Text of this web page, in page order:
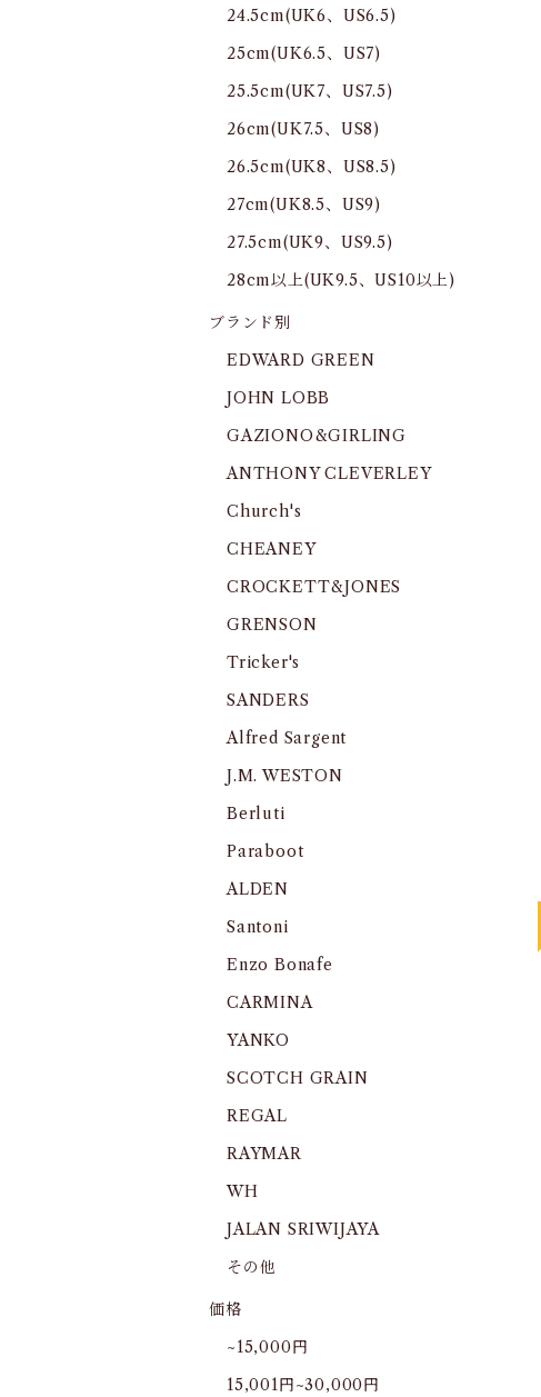
24.5cm(UK6、US6.5)
25cm(UK6.5、US7)
25.5cm(UK7、US7.5)
26cm(UK7.5、US8)
26.5cm(UK8、US8.5)
27cm(UK8.5、US9)
27.5cm(UK9、US9.5)
28cm以上(UK9.5、US10以上)
ブランド別
EDWARD GREEN
JOHN LOBB
GAZIONO&GIRLING
ANTHONY CLEVERLEY
Church's
CHEANEY
CROCKETT&JONES
GRENSON
Tricker's
SANDERS
Alfred Sargent
J.M. WESTON
Berluti
Paraboot
ALDEN
Santoni
Enzo Bonafe
CARMINA
YANKO
SCOTCH GRAIN
REGAL
RAYMAR
WH
JALAN SRIWIJAYA
その他
価格
~15,000円
15,001円~30,000円